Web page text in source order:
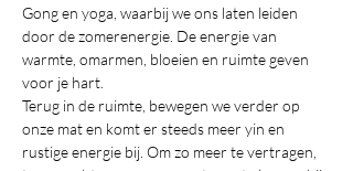
Gong en yoga, waarbij we ons laten leiden
door de zomerenergie. De energie van
warmte, omarmen, bloeien en ruimte geven
voor je hart.
Terug in de ruimte, bewegen we verder op
onze mat en komt er steeds meer yin en
rustige energie bij. Om zo meer te vertragen,